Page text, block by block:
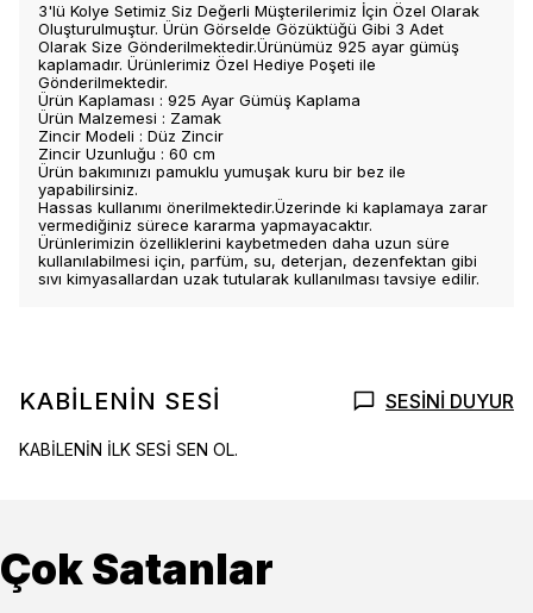
3'lü Kolye Setimiz Siz Değerli Müşterilerimiz İçin Özel Olarak
Oluşturulmuştur. Ürün Görselde Gözüktüğü Gibi 3 Adet
Olarak Size Gönderilmektedir.Ürünümüz 925 ayar gümüş
kaplamadır. Ürünlerimiz Özel Hediye Poşeti ile
Gönderilmektedir.
Ürün Kaplaması : 925 Ayar Gümüş Kaplama
Ürün Malzemesi : Zamak
Zincir Modeli : Düz Zincir
Zincir Uzunluğu : 60 cm
Ürün bakımınızı pamuklu yumuşak kuru bir bez ile
yapabilirsiniz.
Hassas kullanımı önerilmektedir.Üzerinde ki kaplamaya zarar
vermediğiniz sürece kararma yapmayacaktır.
Ürünlerimizin özelliklerini kaybetmeden daha uzun süre
kullanılabilmesi için, parfüm, su, deterjan, dezenfektan gibi
sıvı kimyasallardan uzak tutularak kullanılması tavsiye edilir.
KABİLENİN SESİ SESİNİ DUYUR
KABİLENİN İLK SESİ SEN OL.
Çok Satanlar